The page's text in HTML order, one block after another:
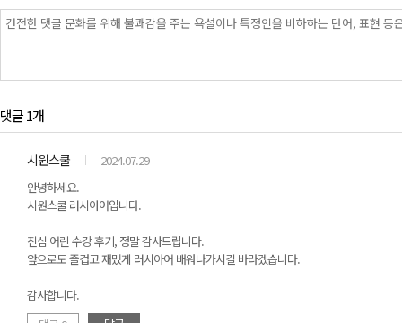
댓글 1개
시원스쿨
2024.07.29
안녕하세요.
시원스쿨 러시아어입니다.
진심 어린 수강 후기, 정말 감사드립니다.
앞으로도 즐겁고 재밌게 러시아어 배워나가시길 바라겠습니다.
감사합니다.